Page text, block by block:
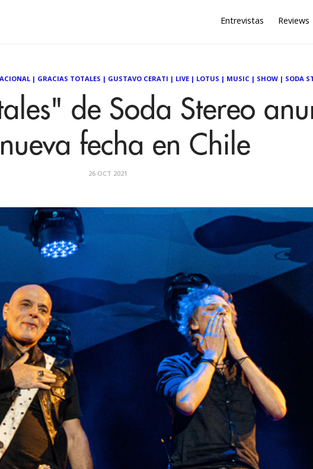
Entrevistas Reviews
| GRACIAS TOTALES | GUSTAVO CERATI | LIVE | LOTUS | MUSIC | SHOW | SODA
de Soda Stereo
fecha en Chile
26 OCT 2021